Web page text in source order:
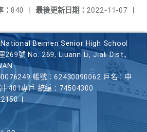
最後更新日期： 2022-11-07 |
： 840 |
National Beimen Senior High School
269號 No. 269, Liuann Li, Jiali Dist.,
帳號：62430090062 戶名：中
401專戶 統編：74504300